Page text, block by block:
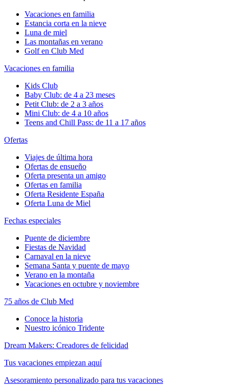
Vacaciones en familia
Estancia corta en la nieve
Luna de miel
Las montañas en verano
Golf en Club Med
Vacaciones en familia
Kids Club
Baby Club: de 4 a 23 meses
Petit Club: de 2 a 3 años
Mini Club: de 4 a 10 años
Teens and Chill Pass: de 11 a 17 años
Ofertas
Viajes de última hora
Ofertas de ensueño
Oferta presenta un amigo
Ofertas en familia
Oferta Residente España
Oferta Luna de Miel
Fechas especiales
Puente de diciembre
Fiestas de Navidad
Carnaval en la nieve
Semana Santa y puente de mayo
Verano en la montaña
Vacaciones en octubre y noviembre
75 años de Club Med
Conoce la historia
Nuestro icónico Tridente
Dream Makers: Creadores de felicidad
Tus vacaciones empiezan aquí
Asesoramiento personalizado para tus vacaciones